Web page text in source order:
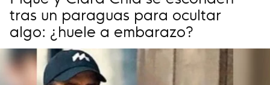
tras un paraguas para ocultar
algo: ¿huele a embarazo?